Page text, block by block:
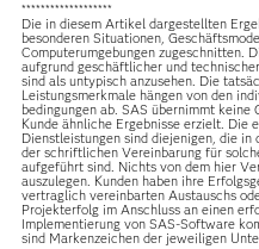
*******************
Die in diesem Artikel dargestellten
besonderen Situationen,
Computerumgebungen zugeschnitten.
aufgrund geschäftlicher und
sind als untypisch anzusehen. Die
Leistungsmerkmale hängen von den
bedingungen ab. SAS übernimmt keine
Kunde ähnliche Ergebnisse erzielt. Die
Dienstleistungen sind diejenigen, die
der schriftlichen Vereinbarung für
aufgeführt sind. Nichts von dem hier
auszulegen. Kunden haben ihre
vertraglich vereinbarten Austauschs
Projekterfolg im Anschluss an einen
Implementierung von SAS-Software
sind Markenzeichen der jeweiligen